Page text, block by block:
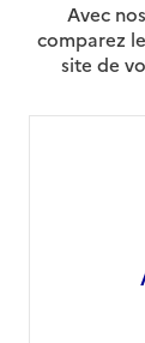
Avec
comparez
site de